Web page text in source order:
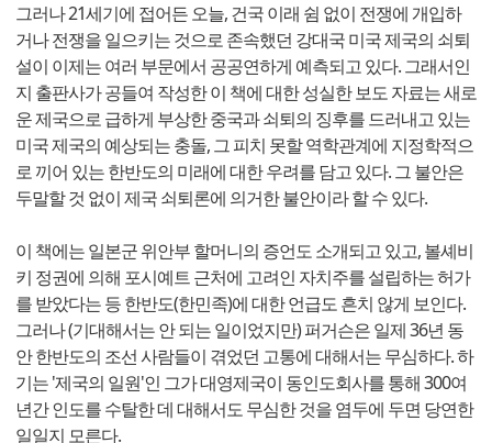
그러나 21세기에 접어든 오늘, 건국 이래 쉼 없이 전쟁에 개입하
거나 전쟁을 일으키는 것으로 존속했던 강대국 미국 제국의 쇠퇴
설이 이제는 여러 부문에서 공공연하게 예측되고 있다. 그래서인
지 출판사가 공들여 작성한 이 책에 대한 성실한 보도 자료는 새로
운 제국으로 급하게 부상한 중국과 쇠퇴의 징후를 드러내고 있는
미국 제국의 예상되는 충돌, 그 피치 못할 역학관계에 지정학적으
로 끼어 있는 한반도의 미래에 대한 우려를 담고 있다. 그 불안은
두말할 것 없이 제국 쇠퇴론에 의거한 불안이라 할 수 있다.
이 책에는 일본군 위안부 할머니의 증언도 소개되고 있고, 볼셰비
키 정권에 의해 포시예트 근처에 고려인 자치주를 설립하는 허가
를 받았다는 등 한반도(한민족)에 대한 언급도 흔치 않게 보인다.
그러나 (기대해서는 안 되는 일이었지만) 퍼거슨은 일제 36년 동
안 한반도의 조선 사람들이 겪었던 고통에 대해서는 무심하다. 하
기는 '제국의 일원'인 그가 대영제국이 동인도회사를 통해 300여
년간 인도를 수탈한 데 대해서도 무심한 것을 염두에 두면 당연한
일일지 모른다.